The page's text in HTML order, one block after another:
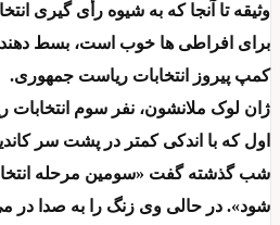
وثیقه تا آنجا که به شیوه رأی گیری
برای افراطی ها خوب است، بسط
کمپ پیروز انتخابات ریاست جمهوری.
ژان لوک ملانشون، نفر سوم
اول که با اندکی کمتر در پشت سر
شب گذشته گفت «سومین مرحله
شود». در حالی وی زنگ را به صدا در